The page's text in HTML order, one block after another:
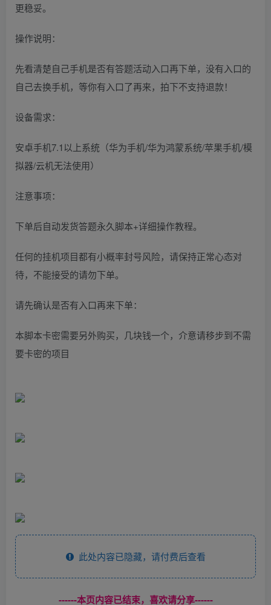
更稳妥。
操作说明：
先看清楚自己手机是否有答题活动入口再下单，没有入口的
自己去换手机，等你有入口了再来，拍下不支持退款！
设备需求：
安卓手机7.1以上系统（华为手机/华为鸿蒙系统/苹果手机/模
拟器/云机无法使用）
注意事项：
下单后自动发货答题永久脚本+详细操作教程。
任何的挂机项目都有小概率封号风险，请保持正常心态对
待，不能接受的请勿下单。
请先确认是否有入口再来下单：
本脚本卡密需要另外购买，几块钱一个，介意请移步到不需
要卡密的项目
此处内容已隐藏，请付费后查看
------本页内容已结束，喜欢请分享------